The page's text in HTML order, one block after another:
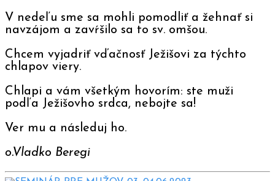
V nedeľu sme sa mohli pomodliť a žehnať si
navzájom a zavŕšilo sa to sv. omšou.
Chcem vyjadriť vďačnosť Ježišovi za týchto
chlapov viery.
Chlapi a vám všetkým hovorím: ste muži
podľa Ježišovho srdca, nebojte sa!
Ver mu a následuj ho.
o.Vladko Beregi